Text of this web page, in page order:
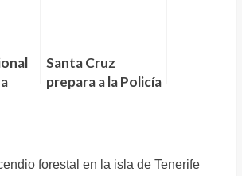
a
Santa Cruz
prepara a la Policía
de Movilidad
forestal en la isla de Tenerife